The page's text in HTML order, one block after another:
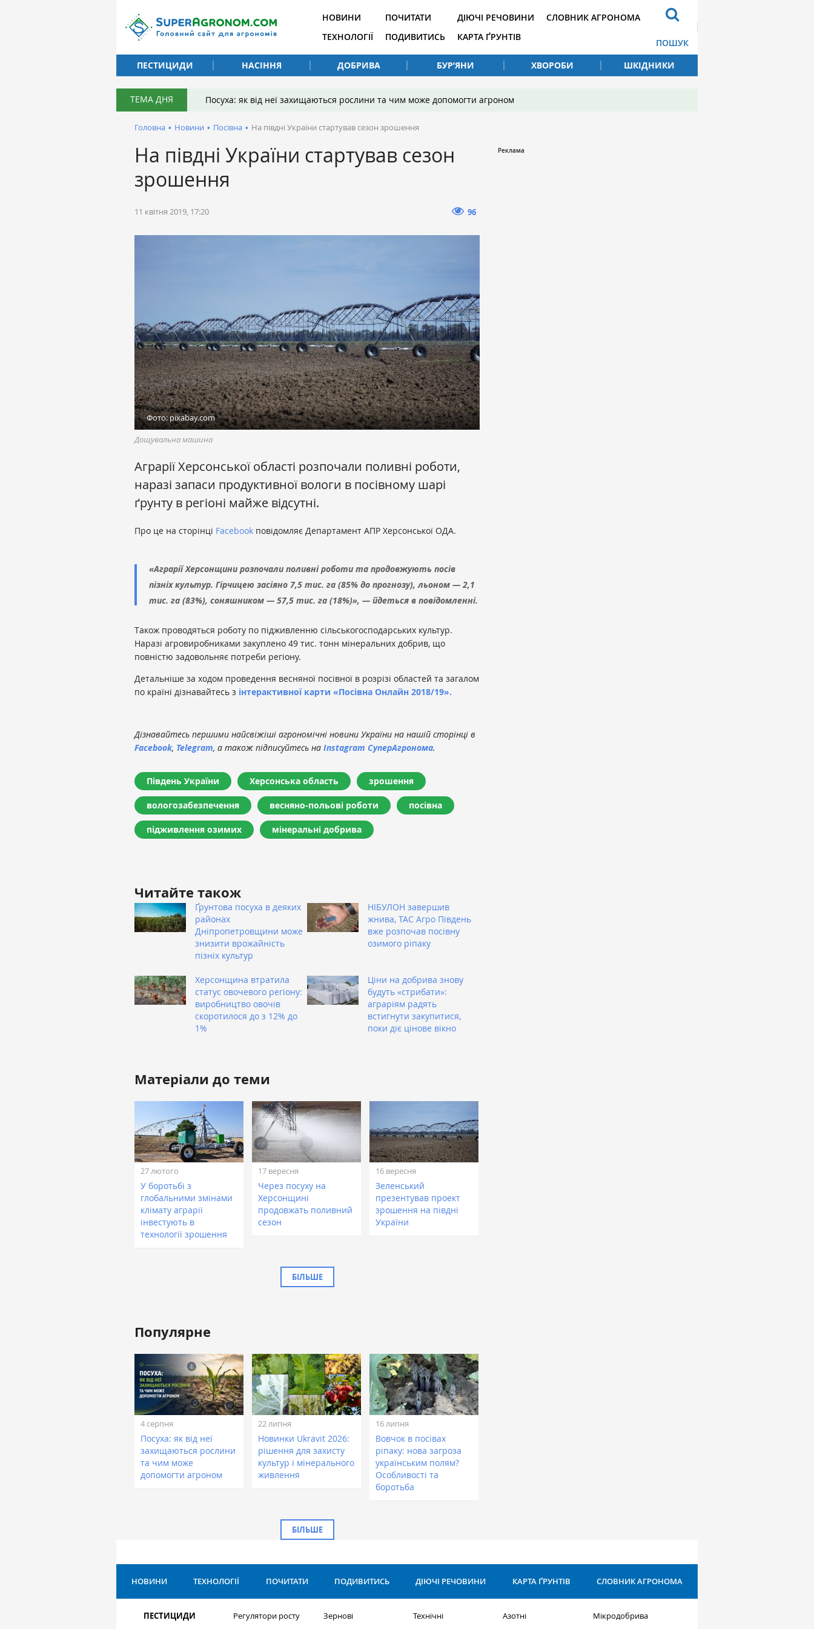
НОВИНИ
ТЕХНОЛОГІЇ
ПОЧИТАТИ
ПОДИВИТИСЬ
ДІЮЧІ РЕЧОВИНИ
КАРТА ҐРУНТІВ
СЛОВНИК АГРОНОМА
ПОШУК
ПЕСТИЦИДИ
НАСІННЯ ДОБРИВА БУР’ЯНИ ХВОРОБИ ШКІДНИКИ
ТЕМА ДНЯ Посуха: як від неї захищаються рослини та чим може допомогти агроном
Головна • Новини • Посівна • На півдні України стартував сезон зрошення
На півдні України стартував сезон
зрошення
11 квітня 2019, 17:20 96
Фото: pixabay.com
Дощувальна машина
Аграрії Херсонської області розпочали поливні роботи,
наразі запаси продуктивної вологи в посівному шарі
ґрунту в регіоні майже відсутні.
Про це на сторінці Facebook повідомляє Департамент АПР Херсонської ОДА.
«Аграрії Херсонщини розпочали поливні роботи та продовжують посів
пізніх культур. Гірчицею засіяно 7,5 тис. га (85% до прогнозу), льоном — 2,1
тис. га (83%), соняшником — 57,5 тис. га (18%)», — йдеться в повідомленні.
Також проводяться роботу по підживленню сільськогосподарських культур.
Наразі агровиробниками закуплено 49 тис. тонн мінеральних добрив, що
повністю задовольняє потреби регіону.
Детальніше за ходом проведення весняної посівної в розрізі областей та загалом
по країні дізнавайтесь з інтерактивної карти «Посівна Онлайн 2018/19».
Дізнавайтесь першими найсвіжіші агрономічні новини України на нашій сторінці в
Facebook, Telegram, а також підписуйтесь на Instagram СуперАгронома.
Південь України Херсонська область зрошення
вологозабезпечення весняно-польові роботи посівна
підживлення озимих мінеральні добрива
Читайте також
Ґрунтова посуха в деяких
районах
Дніпропетровщини може
знизити врожайність
пізніх культур
НІБУЛОН завершив
жнива, ТАС Агро Південь
вже розпочав посівну
озимого ріпаку
Херсонщина втратила
статус овочевого регіону:
виробництво овочів
скоротилося до з 12% до
1%
Ціни на добрива знову
будуть «стрибати»:
аграріям радять
встигнути закупитися,
поки діє цінове вікно
Матеріали до теми
27 лютого
У боротьбі з
глобальними змінами
клімату аграрії
інвестують в
технології зрошення
17 вересня
Через посуху на
Херсонщині
продовжать поливний
сезон
16 вересня
Зеленський
презентував проект
зрошення на півдні
України
БІЛЬШЕ
Популярне
4 серпня
Посуха: як від неї
захищаються рослини
та чим може
допомогти агроном
22 липня
Новинки Ukravit 2026:
рішення для захисту
культур і мінерального
живлення
16 липня
Вовчок в посівах
ріпаку: нова загроза
українським полям?
Особливості та
боротьба
БІЛЬШЕ
НОВИНИ ТЕХНОЛОГІЇ ПОЧИТАТИ ПОДИВИТИСЬ ДІЮЧІ РЕЧОВИНИ КАРТА ҐРУНТІВ СЛОВНИК АГРОНОМА
ПЕСТИЦИДИ Регулятори росту Зернові Технічні Азотні Мікродобрива